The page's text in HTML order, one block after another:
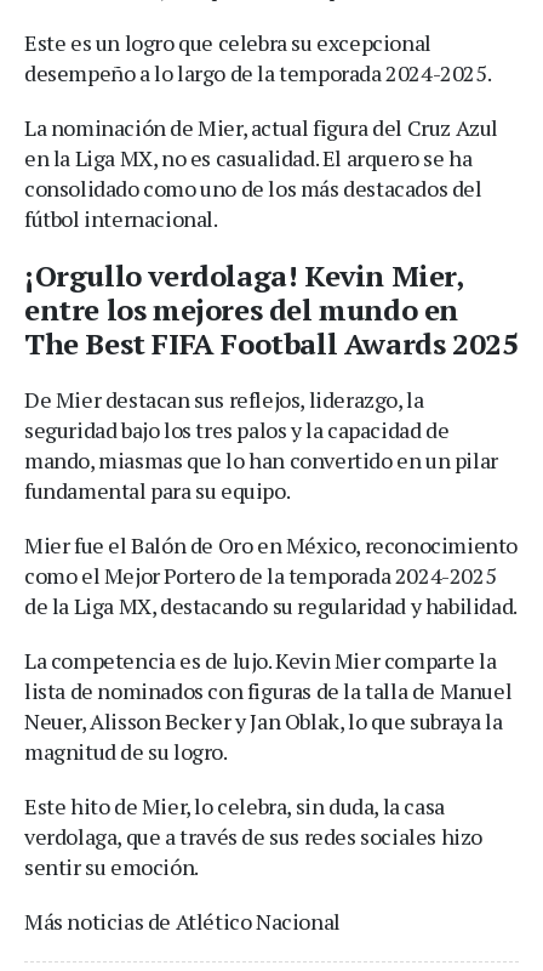
Este es un logro que celebra su excepcional
desempeño a lo largo de la temporada 2024-2025.
La nominación de Mier, actual figura del Cruz Azul
en la Liga MX, no es casualidad. El arquero se ha
consolidado como uno de los más destacados del
fútbol internacional.
¡Orgullo verdolaga! Kevin Mier,
entre los mejores del mundo en
The Best FIFA Football Awards 2025
De Mier destacan sus reflejos, liderazgo, la
seguridad bajo los tres palos y la capacidad de
mando, miasmas que lo han convertido en un pilar
fundamental para su equipo.
Mier fue el Balón de Oro en México, reconocimiento
como el Mejor Portero de la temporada 2024-2025
de la Liga MX, destacando su regularidad y habilidad.
La competencia es de lujo. Kevin Mier comparte la
lista de nominados con figuras de la talla de Manuel
Neuer, Alisson Becker y Jan Oblak, lo que subraya la
magnitud de su logro.
Este hito de Mier, lo celebra, sin duda, la casa
verdolaga, que a través de sus redes sociales hizo
sentir su emoción.
Más noticias de Atlético Nacional